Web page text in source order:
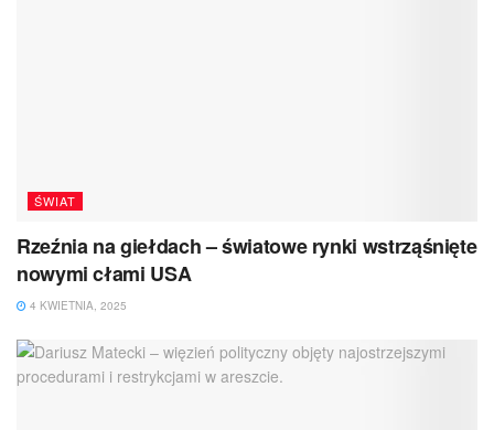
ŚWIAT
Rzeźnia na giełdach – światowe rynki wstrząśnięte
nowymi cłami USA
4 KWIETNIA, 2025